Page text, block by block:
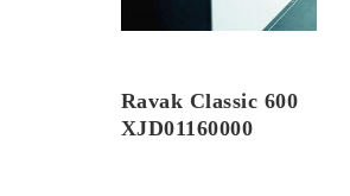
Ravak Classic 600
XJD01160000